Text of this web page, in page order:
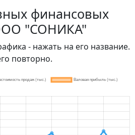
финансовых
"СОНИКА"
- нажать на его название.
повторно.